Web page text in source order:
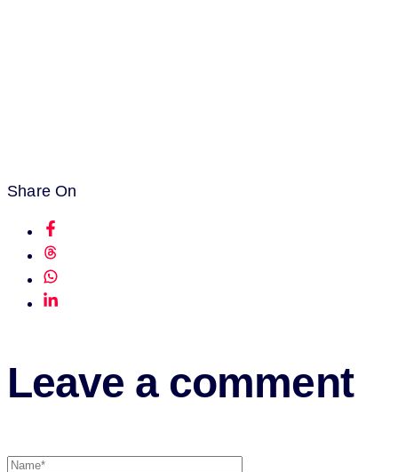
Share On
Leave a comment